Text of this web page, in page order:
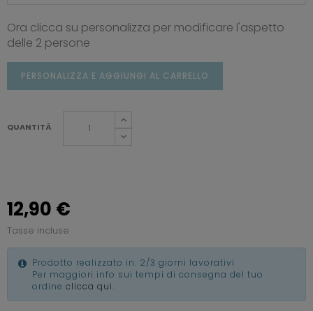
Ora clicca su personalizza per modificare l'aspetto
delle 2 persone
PERSONALIZZA E AGGIUNGI AL CARRELLO
QUANTITÀ
12,90 €
Tasse incluse
Prodotto realizzato in: 2/3 giorni lavorativi
Per maggiori info sui tempi di consegna del tuo
ordine clicca qui.